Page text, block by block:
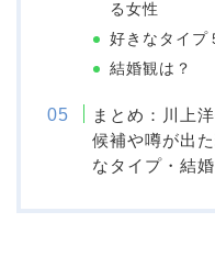
る女性
好きなタイプ
結婚観は？
まとめ：川上
候補や噂が出
なタイプ・結